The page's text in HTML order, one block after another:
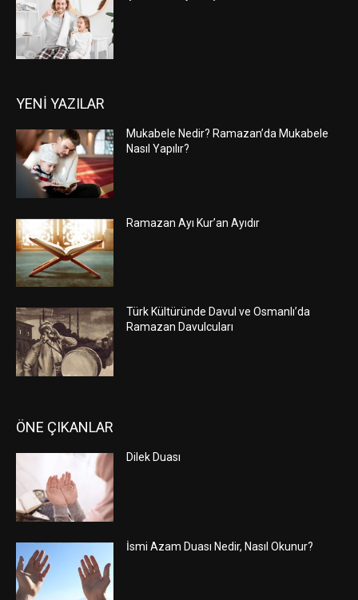
YENİ YAZILAR
Mukabele Nedir? Ramazan’da Mukabele
Nasıl Yapılır?
Ramazan Ayı Kur’an Ayıdır
Türk Kültüründe Davul ve Osmanlı’da
Ramazan Davulcuları
ÖNE ÇIKANLAR
Dilek Duası
İsmi Azam Duası Nedir, Nasıl Okunur?